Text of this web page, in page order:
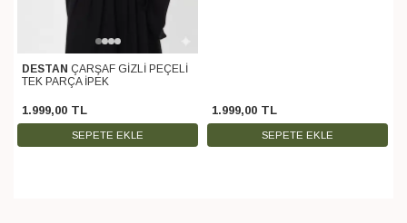
DESTAN ÇARŞAF GİZLİ PEÇELİ
TEK PARÇA İPEK
1.999,00 TL
SEPETE EKLE
1.999,00 TL
SEPETE EKLE